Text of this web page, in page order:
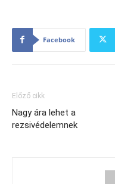
Facebook
Előző cikk
Nagy ára lehet a
rezsivédelemnek